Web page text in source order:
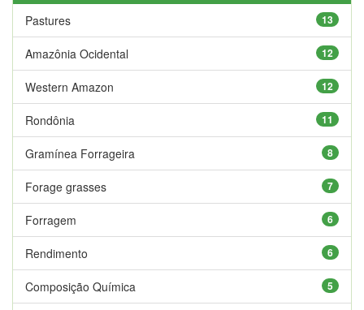
13
Pastures
12
Amazônia Ocidental
12
Western Amazon
11
Rondônia
8
Gramínea Forrageira
7
Forage grasses
6
Forragem
6
Rendimento
5
Composição Química